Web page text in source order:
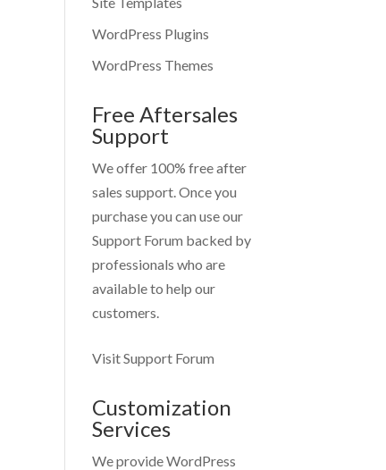
WordPress Plugins
WordPress Themes
Free Aftersales
Support
We offer 100% free after
sales support. Once you
purchase you can use our
Support Forum backed by
professionals who are
available to help our
customers.
Visit Support Forum
Customization
Services
We provide WordPress